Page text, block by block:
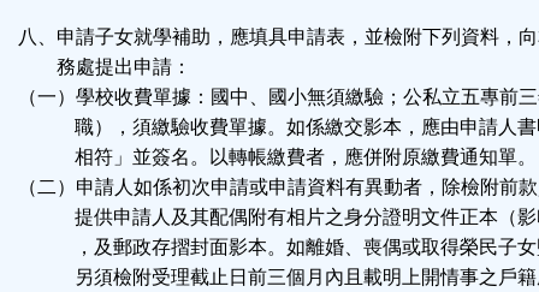
八、申請子女就學補助，應填具申請表，並檢附下列資料，
務處提出申請：
（一）學校收費單據：國中、國小無須繳驗；公私立五專前
職），須繳驗收費單據。如係繳交影本，應由申請人
相符」並簽名。以轉帳繳費者，應併附原繳費通知單。
（二）申請人如係初次申請或申請資料有異動者，除檢附前
提供申請人及其配偶附有相片之身分證明文件正本（
，及郵政存摺封面影本。如離婚、喪偶或取得榮民子
另須檢附受理截止日前三個月內且載明上開情事之戶